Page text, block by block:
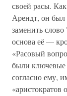
своей расы.
Арендт, он был
заменить
основа её —
«Расовый
были
согласно ему,